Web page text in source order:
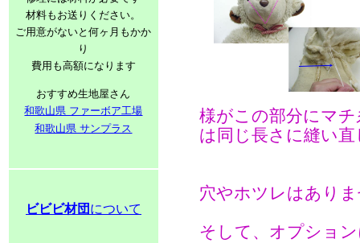
材料もお送りください。
ご用意がないと何ヶ月もかか
り
費用も高額になります
おすすめ生地屋さん
和歌山県 ファーボア工場
和歌山県 サンプラス
ビビビ材団 について
様がこの部分にマ
は同じ長さに縫い
穴やホツレはあり
そして、オプショ